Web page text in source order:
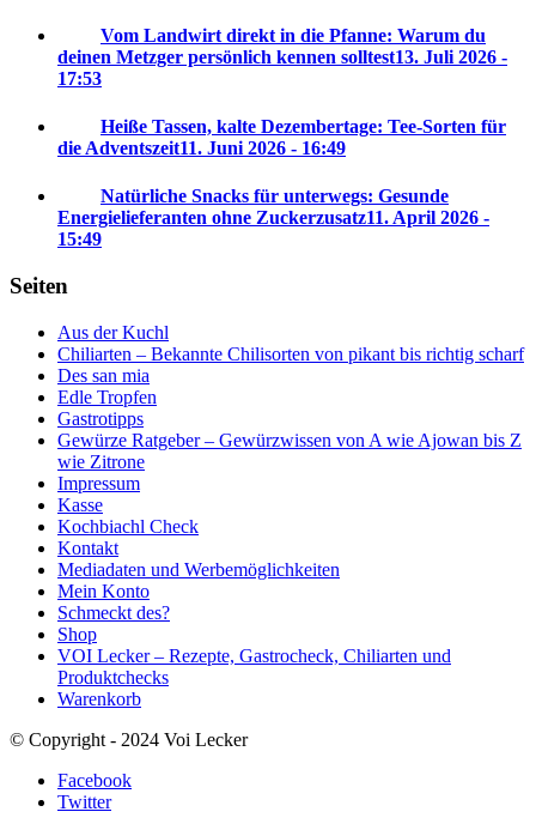
Vom Landwirt direkt in die Pfanne: Warum du
deinen Metzger persönlich kennen solltest13. Juli 2026 -
17:53
Heiße Tassen, kalte Dezembertage: Tee-Sorten für
die Adventszeit11. Juni 2026 - 16:49
Natürliche Snacks für unterwegs: Gesunde
Energielieferanten ohne Zuckerzusatz11. April 2026 -
15:49
Seiten
Aus der Kuchl
Chiliarten – Bekannte Chilisorten von pikant bis richtig scharf
Des san mia
Edle Tropfen
Gastrotipps
Gewürze Ratgeber – Gewürzwissen von A wie Ajowan bis Z
wie Zitrone
Impressum
Kasse
Kochbiachl Check
Kontakt
Mediadaten und Werbemöglichkeiten
Mein Konto
Schmeckt des?
Shop
VOI Lecker – Rezepte, Gastrocheck, Chiliarten und
Produktchecks
Warenkorb
© Copyright - 2024 Voi Lecker
Facebook
Twitter